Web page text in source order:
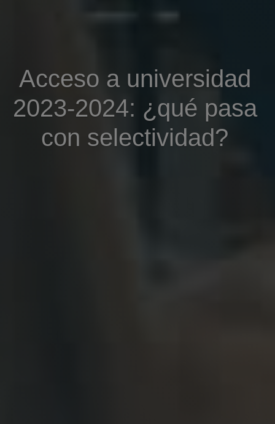
Acceso a universidad
2023-2024: ¿qué pasa
con selectividad?